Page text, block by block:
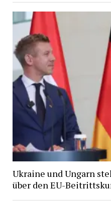
Ukraine und Ungarn
über den EU-